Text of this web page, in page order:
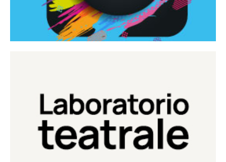
Laboratorio Teatrale
Laboratorio di teatro del Teatro Eduardo de Filippo
Continua